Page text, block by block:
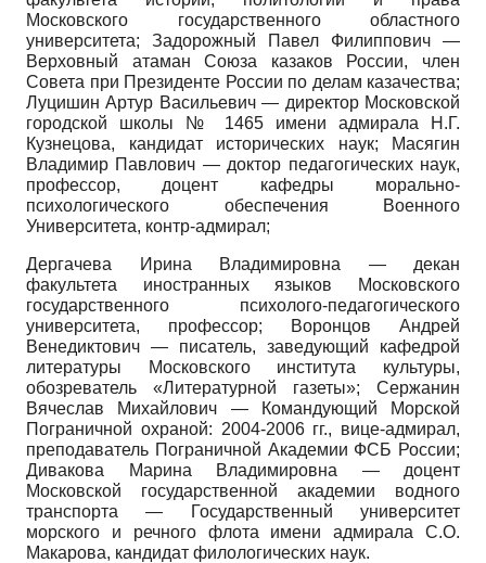
Московского государственного областного
университета; Задорожный Павел Филиппович —
Верховный атаман Союза казаков России, член
Совета при Президенте России по делам казачества;
Луцишин Артур Васильевич — директор Московской
городской школы № 1465 имени адмирала Н.Г.
Кузнецова, кандидат исторических наук; Масягин
Владимир Павлович — доктор педагогических наук,
профессор, доцент кафедры морально-
психологического обеспечения Военного
Университета, контр-адмирал;
Дергачева Ирина Владимировна — декан
факультета иностранных языков Московского
государственного психолого-педагогического
университета, профессор; Воронцов Андрей
Венедиктович — писатель, заведующий кафедрой
литературы Московского института культуры,
обозреватель «Литературной газеты»; Сержанин
Вячеслав Михайлович — Командующий Морской
Пограничной охраной: 2004-2006 гг., вице-адмирал,
преподаватель Пограничной Академии ФСБ России;
Дивакова Марина Владимировна — доцент
Московской государственной академии водного
транспорта — Государственный университет
морского и речного флота имени адмирала С.О.
Макарова, кандидат филологических наук.